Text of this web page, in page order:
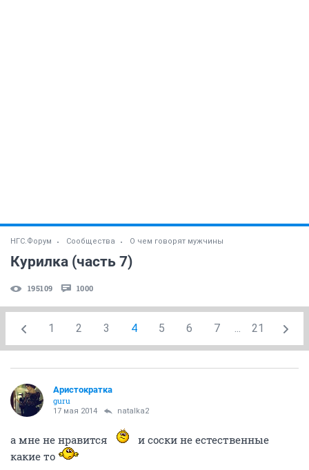
НГС.Форум Сообщества О чем говорят мужчины
Курилка (часть 7)
195109 1000
1 2 3 4 5 6 7 ... 21
Аристократка
guru
17 мая 2014 natalka2
а мне не нравится
и соски не естественные
какие то